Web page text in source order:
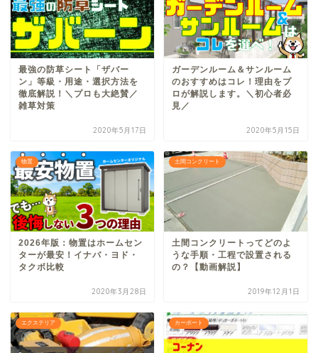
最強の防草シート「ザバー
ン」等級・用途・選択方法を
徹底解説！＼プロも大絶賛／
雑草対策
2020年5月17日
ガーデンルーム＆サンルーム
のおすすめはコレ！理由をプ
ロが解説します。＼初心者必
見／
2020年5月15日
物置
2026年版：物置はホームセン
ターが最安！イナバ・ヨド・
タクボ比較
2020年3月28日
土間コンクリート
土間コンクリートってどのよ
うな手順・工程で設置される
の？【動画解説】
2019年12月1日
エクステリア カーポート